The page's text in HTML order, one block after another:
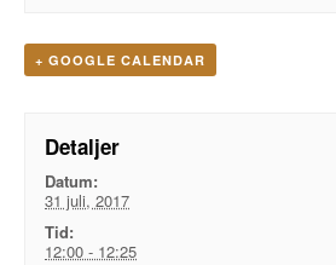
+ GOOGLE CALENDAR
Detaljer
Datum:
31 juli, 2017
Tid:
12:00 - 12:25